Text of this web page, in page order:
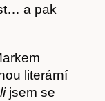
a pak
literární
jsem se